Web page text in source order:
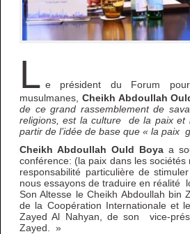
L e président du Forum
musulmanes, Cheikh Abdoullah
de ce grand rassemblement de
religions, est la culture de la paix et
partir de l’idée de base que « la paix
Cheikh Abdoullah Ould Boyaa
conférence: (la paix dans les
responsabilité particulière de
nous essayons de traduire en réalité
Son Altesse le Cheikh Abdoullah bin
de la Coopération Internationale et
Zayed Al Nahyan, de son vice-
Zayed. »